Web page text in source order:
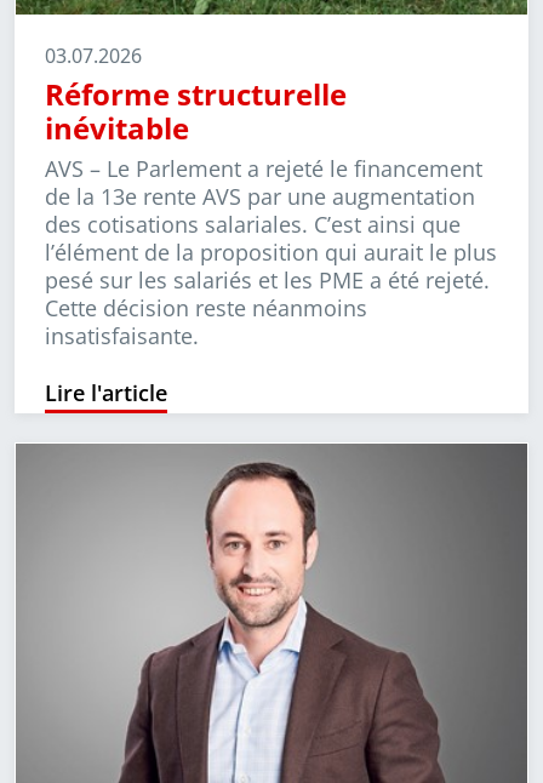
03.07.2026
Réforme structurelle
inévitable
AVS – Le Parlement a rejeté le financement
de la 13e rente AVS par une augmentation
des cotisations salariales. C’est ainsi que
l’élément de la proposition qui aurait le plus
pesé sur les salariés et les PME a été rejeté.
Cette décision reste néanmoins
insatisfaisante.
Lire l'article